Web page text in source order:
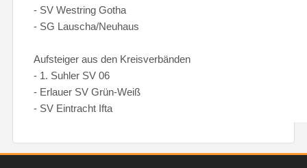
- SV Westring Gotha
- SG Lauscha/Neuhaus
Aufsteiger aus den Kreisverbänden
- 1. Suhler SV 06
- Erlauer SV Grün-Weiß
- SV Eintracht Ifta